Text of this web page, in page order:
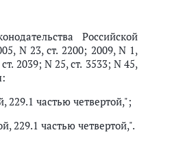
Российской
N 23, ст. 2200; 2009, N 1,
2039; N 25, ст. 3533; N 45,
229.1 частью четвертой,";
229.1 частью четвертой,".